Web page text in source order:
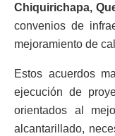
Chiquirichapa,
convenios de
mejoramiento de
Estos acuerdos
ejecución de
orientados al
alcantarillado,